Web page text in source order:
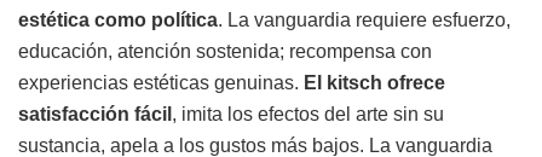
estética como política. La vanguardia requiere esfuerzo,
educación, atención sostenida; recompensa con
experiencias estéticas genuinas. El kitsch ofrece
satisfacción fácil , imita los efectos del arte sin su
sustancia, apela a los gustos más bajos. La vanguardia